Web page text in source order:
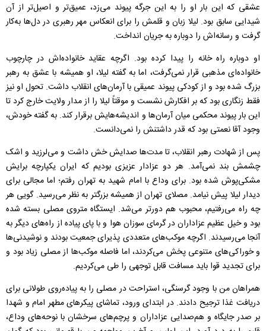
عشقی که این‌ بار او را به این جرگه پیوند می‌زد، عمیق‌تر و اصیل‌تر از آن
شیدایی سابق بود. لیلا زبان و قلمش را برای انعکاس مهر رهبری در دل‌ها به‌کار
گرفت و رسانه‌اش را دوباره به جریان انداخت.
او دوباره راه خانه را پیدا کرده بود. اگرچه عقاید خانواده‌اش در چارچوب
خانواده‌ای مذهبی قرار نمی‌گرفت، اما به گفته لیلا، او همیشه با عشق به رهبر
بزرگ شده بود و از کودکی پیوند عمیقی با آرمان‌های انقلاب داشت. تحول او نیز
فقط زنگاری بود که بر افکارش نشست و موقتاً لیلا را از مدار ولایت خارج کرد تا
این‌ بار پیوند محکمی میان آرمان‌ها و اندیشه‌‌هایش برقرار کند. به گفته خودش،
وجود آقا نعمتی بود که قدر داشتنش را نمی‌دانست.
پس از شهادت رهبر انقلاب، تا مدت‌ها صدایش خش داشت و می‌لرزید و اشک
چشمش بند نمی‌آمد. هر دو عزادار عزیزی بودیم که ایران یکپارچه برایش
مشکی‌پوش شده بود. برای وداع با امام شهید به تهران رفتم؛ اما مجالی برای
دیدار لیلا پیش نیامد. مصلای تهران از همیشه بزرگتر به نظر می‌رسید. گویی هر
چه راه می‌رفتیم، محبوب هم دورتر می‌شد. ایستگاه متروی مصلی بسته شده
بود و خیل عظیم عزاداران در گرمای سوزان هوا و با پای پیاده از راه‌های دیگر به
آنجا می‌رسیدند. اگرچه موکب‌های متعددی پذیرای جمعیت بودند و نوشیدنی‌ها
و خوراکی‌های متنوعی پخش می‌کردند، اما فاصله موکب‌ها از مصلی زیاد بود و
برای تجدید قوا باید مسافت قابل توجهی را طی می‌کردیم.
همراهان من با وجود گرسنگی، استراحت در مصلی را به پیاده‌روی طولانی برای
دریافت غذا ترجیح دادند. در ابتدای ورود، تماشای پیکرهای مطهر امام و شهدا
بر صدر جایگاه و هم‌صدایی عزاداران و پرچم‌های سرخشان با نوحه‌های وداع،